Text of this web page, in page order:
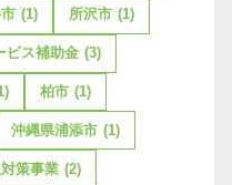
(1) 所沢市 (1)
ビス補助金 (3)
柏市 (1)
沖縄県浦添市 (1)
策事業 (2)